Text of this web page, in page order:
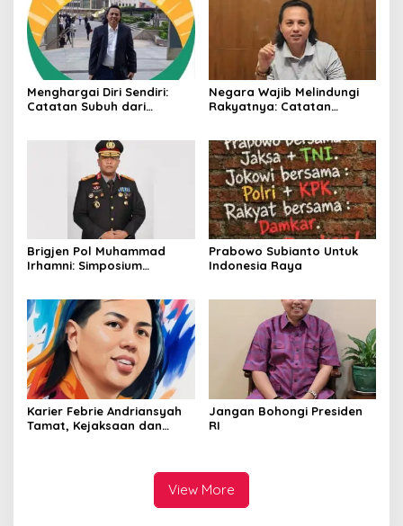
Menghargai Diri Sendiri:
Catatan Subuh dari
Negara Wajib Melindungi
Rakyatnya: Catatan
Kawah Ijen
Brigjen Pol Muhammad
Irhamni: Simposium
2030 Beri Banyak Masukan
Bagi APH
Prabowo Subianto Untuk
Indonesia Raya
Karier Febrie Andriansyah
Tamat, Kejaksaan dan
Jangan Bohongi Presiden
RI
View More